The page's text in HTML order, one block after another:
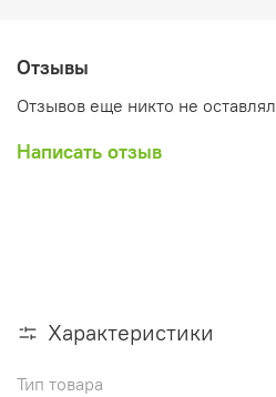
Отзывы
Отзывов еще никто не оставлял
Написать отзыв
Характеристики
Тип товара